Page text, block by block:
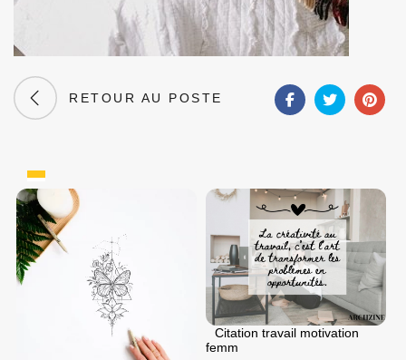
RETOUR AU POSTE
Citation travail motivation
femm